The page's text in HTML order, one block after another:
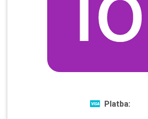
Platba: